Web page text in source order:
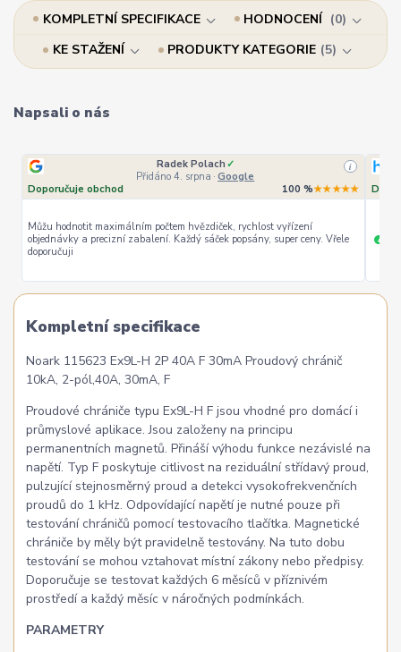
KOMPLETNÍ SPECIFIKACE HODNOCENÍ
0
KE STAŽENÍ
PRODUKTY KATEGORIE 5
Napsali o nás
Radek Polach ✓
Přidáno 4. srpna · Google
i
Doporučuje obchod 100 %★★★★★
Můžu hodnotit maximálním počtem hvězdiček, rychlost vyřízení
objednávky a precizní zabalení. Každý sáček popsány, super ceny. Vřele
doporučuji
+
Kompletní specifikace
Noark 115623 Ex9L-H 2P 40A F 30mA Proudový chránič
10kA, 2-pól,40A, 30mA, F
Proudové chrániče typu Ex9L-H F jsou vhodné pro domácí i
průmyslové aplikace. Jsou založeny na principu
permanentních magnetů. Přináší výhodu funkce nezávislé na
napětí. Typ F poskytuje citlivost na reziduální střídavý proud,
pulzující stejnosměrný proud a detekci vysokofrekvenčních
proudů do 1 kHz. Odpovídající napětí je nutné pouze při
testování chráničů pomocí testovacího tlačítka. Magnetické
chrániče by měly být pravidelně testovány. Na tuto dobu
testování se mohou vztahovat místní zákony nebo předpisy.
Doporučuje se testovat každých 6 měsíců v příznivém
prostředí a každý měsíc v náročných podmínkách.
PARAMETRY